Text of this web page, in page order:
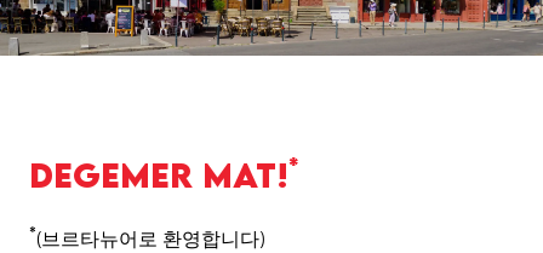
Degemer mat!*
*(브르타뉴어로 환영합니다)